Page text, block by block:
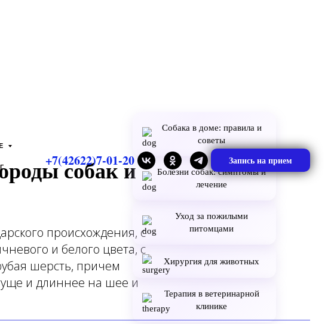
+7(42622)7-01-20 Запись на прием
собак и
происхождения, с
и белого цвета, с
шерсть, причем
и длиннее на шее и
Собака в доме: правила и
советы
Болезни собак: симптомы и
лечение
Уход за пожилыми
питомцами
Хирургия для животных
Терапия в ветеринарной
клинике